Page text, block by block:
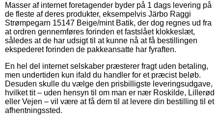
Masser af internet foretagender byder på 1 dags levering på
de fleste af deres produkter, eksempelvis Järbo Raggi
Strømpegarn 15147 Beige/mint Batik, der dog regnes ud fra
at ordren gennemføres forinden et fastslået klokkeslæt,
således at de har udsigt til at kunne nå at få bestillingen
ekspederet forinden de pakkeansatte har fyraften.
En hel del internet selskaber præsterer fragt uden betaling,
men undertiden kun ifald du handler for et præcist beløb.
Desuden skulle du vælge den prisbilligste leveringsudgave,
hvilket tit – uden hensyn til om man er nær Roskilde, Lillerød
eller Vejen – vil være at få dem til at levere din bestilling til et
afhentningssted.